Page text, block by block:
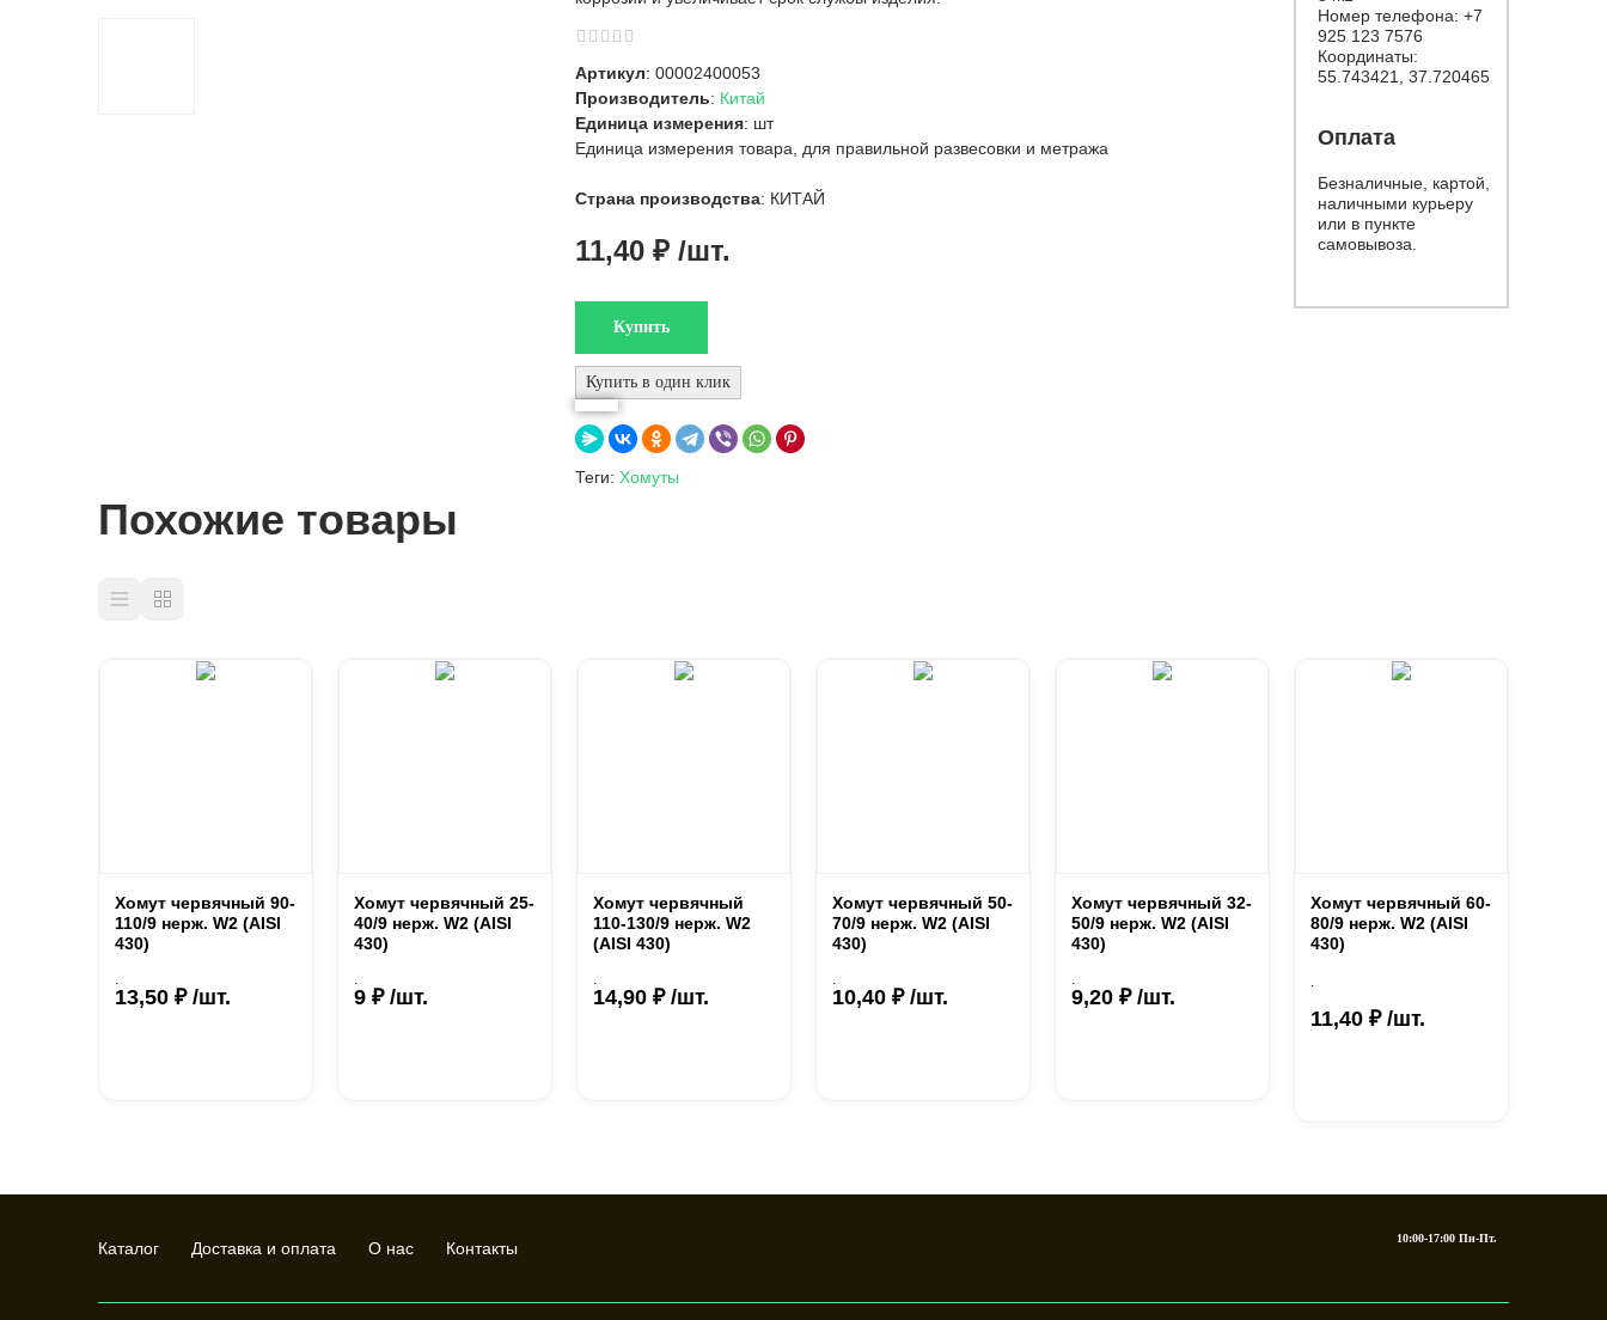
Артикул: 00002400053
Производитель: Китай
Единица измерения: шт
Единица измерения товара, для правильной развесовки и метража
Страна производства: КИТАЙ
11,40 ₽ /шт.
Теги: Хомуты
Номер телефона: +7
925 123 7576
Координаты:
55.743421, 37.720465
Оплата
Безналичные, картой,
наличными курьеру
или в пункте
самовывоза.
Похожие товары
Хомут червячный 90-
110/9 нерж. W2 (AISI
430)
.
13,50 ₽ /шт.
Хомут червячный 25-
40/9 нерж. W2 (AISI
430)
.
9 ₽ /шт.
Хомут червячный
110-130/9 нерж. W2
(AISI 430)
.
14,90 ₽ /шт.
Хомут червячный 50-
70/9 нерж. W2 (AISI
430)
.
10,40 ₽ /шт.
Хомут червячный 32-
50/9 нерж. W2 (AISI
430)
.
9,20 ₽ /шт.
Хомут червячный 60-
80/9 нерж. W2 (AISI
430)
.
11,40 ₽ /шт.
Каталог Доставка и оплата О нас Контакты
10:00-17:00 Пн-Пт.